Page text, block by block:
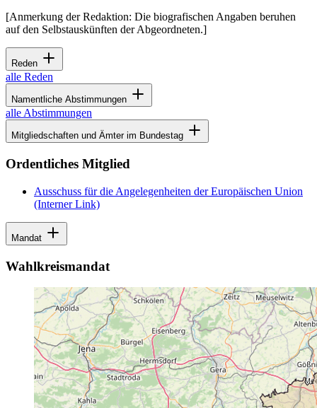
[Anmerkung der Redaktion: Die biografischen Angaben beruhen
auf den Selbstauskünften der Abgeordneten.]
Reden
alle Reden
Namentliche Abstimmungen
alle Abstimmungen
Mitgliedschaften und Ämter im Bundestag
Ordentliches Mitglied
Ausschuss für die Angelegenheiten der Europäischen Union
(Interner Link)
Mandat
Wahlkreismandat